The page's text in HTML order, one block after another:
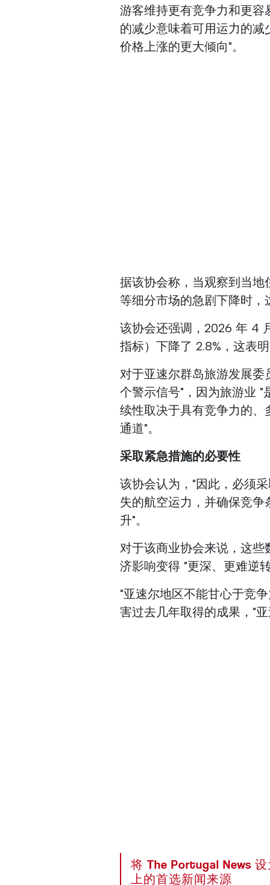
游客维持更有竞争力和更
的减少意味着可用运力的
价格上涨的更大倾向"。
据该协会称，当观察到当地
等细分市场的急剧下降时
该协会还强调，2026 年 4
指标）下降了 2.8%，这表
对于亚速尔群岛旅游发展
个警示信号"，因为旅游业
续性取决于具有竞争力的
通道"。
采取紧急措施的必要性
该协会认为，"因此，必须
失的航空运力，并确保竞
升"。
对于该商业协会来说，这
济影响变得 "更深、更难逆
"亚速尔地区不能甘心于竞
害过去几年取得的成果，"
将 The Portugal News
上的首选新闻来源